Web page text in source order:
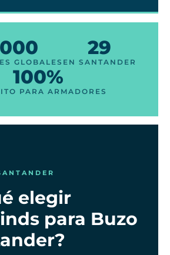
GLOBALES
29
EN SANTANDER
100%
PARA ARMADORES
elegir
para Buzo